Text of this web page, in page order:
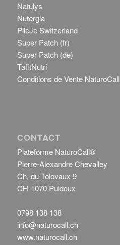
Natulys
Nutergia
PileJe Switzerland
Super Patch (fr)
Super Patch (de)
TafitNutri
Conditions de Vente NaturoCall
CONTACT
Plateforme NaturoCall®
Pierre-Alexandre Chevalley
Ch. du Tolovaux 9
CH-1070 Puidoux
0798 138 138
info@naturocall.ch
www.naturocall.ch